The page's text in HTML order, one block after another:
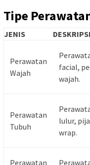
Tipe
JENIS DESKRIPSI
Perawatan
Wajah
facial,
wajah.
Perawatan
Tubuh
lulur,
wrap.
Perawatan